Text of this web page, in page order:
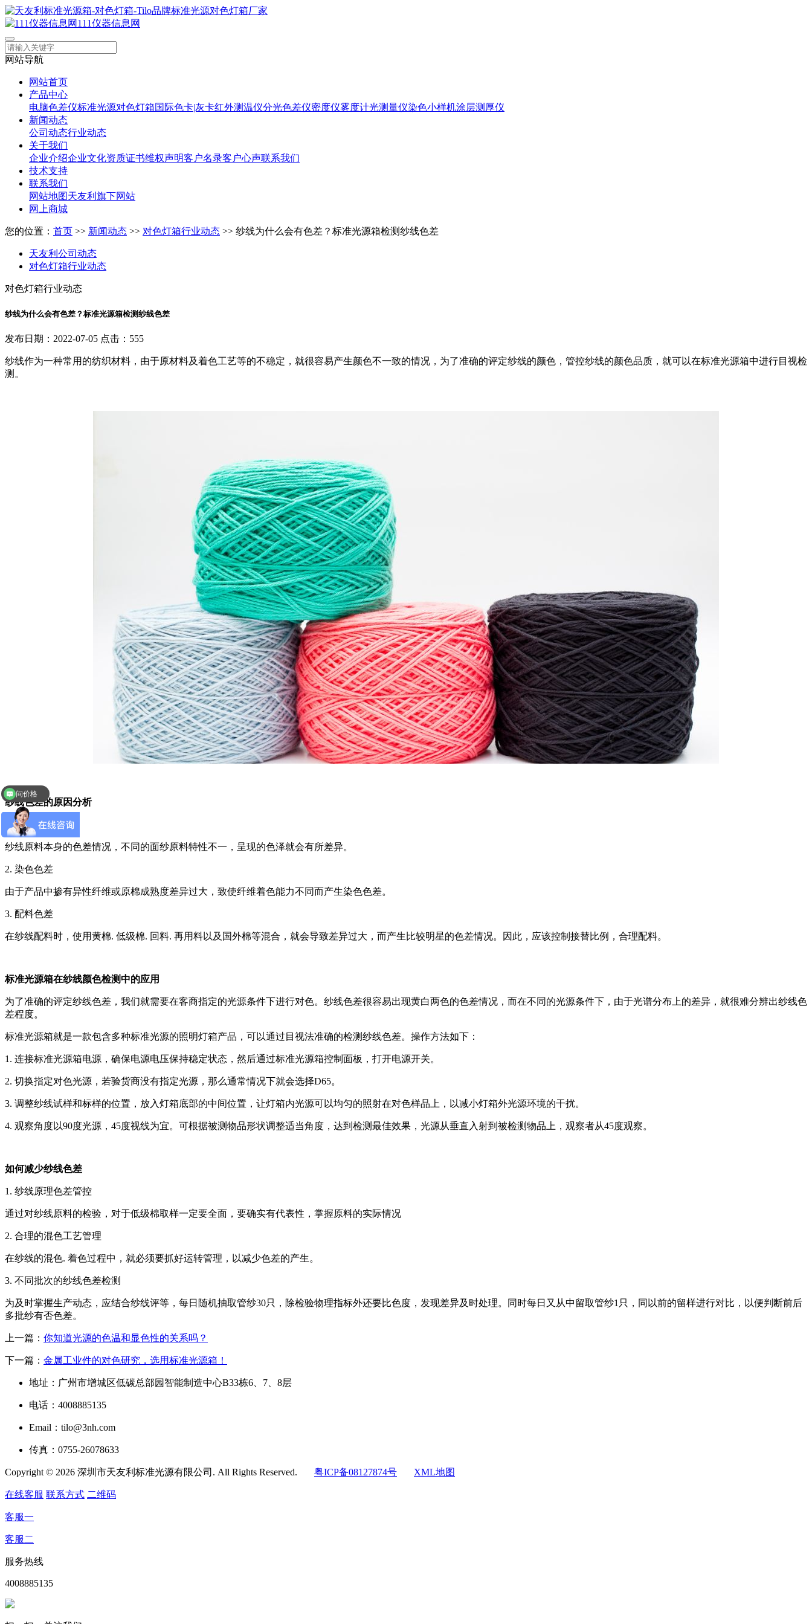
111仪器信息网
网站导航
网站首页
产品中心
电脑色差仪标准光源对色灯箱国际色卡|灰卡红外测温仪分光色差仪密度仪雾度计光测量仪染色小样机涂层测厚仪
新闻动态
公司动态行业动态
关于我们
企业介绍企业文化资质证书维权声明客户名录客户心声联系我们
技术支持
联系我们
网站地图天友利旗下网站
网上商城
您的位置： 首页 >> 新闻动态 >> 对色灯箱行业动态 >> 纱线为什么会有色差？标准光源箱检测纱线色差
天友利公司动态
对色灯箱行业动态
对色灯箱行业动态
纱线为什么会有色差？标准光源箱检测纱线色差
发布日期：2022-07-05 点击：555
纱线作为一种常用的纺织材料，由于原材料及着色工艺等的不稳定，就很容易产生颜色不一致的情况，为了准确的评定纱线的颜色，管控纱线的颜色品质，就可以在标准光源箱中进行目视检
测。
纱线色差的原因分析
1. 本色色差
纱线原料本身的色差情况，不同的面纱原料特性不一，呈现的色泽就会有所差异。
2. 染色色差
由于产品中掺有异性纤维或原棉成熟度差异过大，致使纤维着色能力不同而产生染色色差。
3. 配料色差
在纱线配料时，使用黄棉. 低级棉. 回料. 再用料以及国外棉等混合，就会导致差异过大，而产生比较明星的色差情况。因此，应该控制接替比例，合理配料。
标准光源箱在纱线颜色检测中的应用
为了准确的评定纱线色差，我们就需要在客商指定的光源条件下进行对色。纱线色差很容易出现黄白两色的色差情况，而在不同的光源条件下，由于光谱分布上的差异，就很难分辨出纱线色
差程度。
标准光源箱就是一款包含多种标准光源的照明灯箱产品，可以通过目视法准确的检测纱线色差。操作方法如下：
1. 连接标准光源箱电源，确保电源电压保持稳定状态，然后通过标准光源箱控制面板，打开电源开关。
2. 切换指定对色光源，若验货商没有指定光源，那么通常情况下就会选择D65。
3. 调整纱线试样和标样的位置，放入灯箱底部的中间位置，让灯箱内光源可以均匀的照射在对色样品上，以减小灯箱外光源环境的干扰。
4. 观察角度以90度光源，45度视线为宜。可根据被测物品形状调整适当角度，达到检测最佳效果，光源从垂直入射到被检测物品上，观察者从45度观察。
如何减少纱线色差
1. 纱线原理色差管控
通过对纱线原料的检验，对于低级棉取样一定要全面，要确实有代表性，掌握原料的实际情况
2. 合理的混色工艺管理
在纱线的混色. 着色过程中，就必须要抓好运转管理，以减少色差的产生。
3. 不同批次的纱线色差检测
为及时掌握生产动态，应结合纱线评等，每日随机抽取管纱30只，除检验物理指标外还要比色度，发现差异及时处理。同时每日又从中留取管纱1只，同以前的留样进行对比，以便判断前后
多批纱有否色差。
上一篇： 你知道光源的色温和显色性的关系吗？
下一篇： 金属工业件的对色研究，选用标准光源箱！
地址：广州市增城区低碳总部园智能制造中心B33栋6、7、8层
电话：4008885135
Email：tilo@3nh.com
传真：0755-26078633
Copyright © 2026 深圳市天友利标准光源有限公司. All Rights Reserved. 粤ICP备08127874号 XML地图
在线客服 联系方式 二维码
客服一
客服二
服务热线
4008885135
问价格